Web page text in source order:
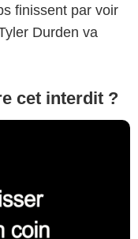
finissent par voir
Durden va
cet interdit ?